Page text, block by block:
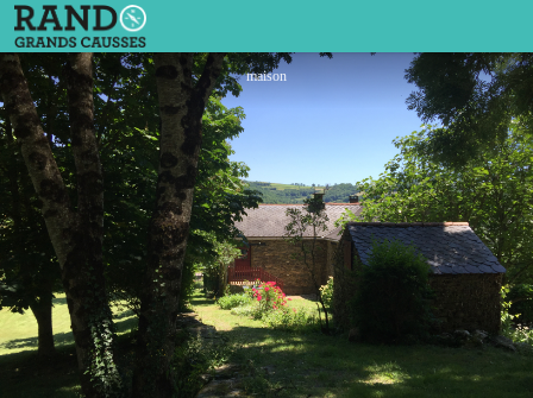
Chambres d'hôtes Shanti Nilayam
maison